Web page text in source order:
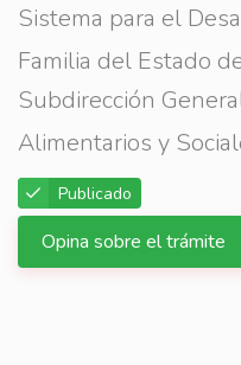
Sistema para el
Familia del Estado
Subdirección
Alimentarios y
Publicado
Opina sobre el trámite